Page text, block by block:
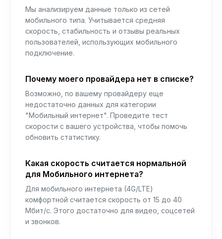
Мы анализируем данные только из сетей
мобильного типа. Учитывается средняя
скорость, стабильность и отзывы реальных
пользователей, использующих мобильного
подключение.
Почему моего провайдера нет в списке?
Возможно, по вашему провайдеру еще
недостаточно данных для категории
"Мобильный интернет". Проведите тест
скорости с вашего устройства, чтобы помочь
обновить статистику.
Какая скорость считается нормальной
для Мобильного интернета?
Для мобильного интернета (4G/LTE)
комфортной считается скорость от 15 до 40
Мбит/с. Этого достаточно для видео, соцсетей
и звонков.